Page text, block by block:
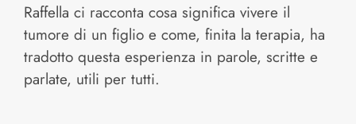
Raffella ci racconta cosa significa vivere il
tumore di un figlio e come, finita la terapia, ha
tradotto questa esperienza in parole, scritte e
parlate, utili per tutti.